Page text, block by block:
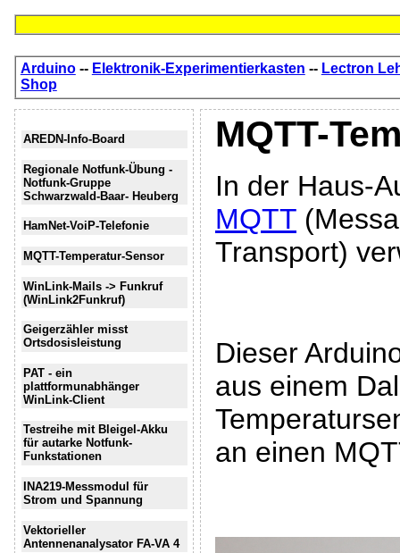
Arduino-- Elektronik-Experimentierkasten -- Lectron
Shop
AREDN-Info-Board
Regionale Notfunk-Übung -
Notfunk-Gruppe
Schwarzwald-Baar- Heuberg
HamNet-VoiP-Telefonie
MQTT-Temperatur-Sensor
WinLink-Mails -> Funkruf
(WinLink2Funkruf)
Geigerzähler misst
Ortsdosisleistung
PAT - ein
plattformunabhänger
WinLink-Client
Testreihe mit Bleigel-Akku
für autarke Notfunk-
Funkstationen
INA219-Messmodul für
Strom und Spannung
Vektorieller
Antennenanalysator FA-VA 4
MQTT-
In der Haus-
MQTT
Transport)
Dieser
aus einem
an einen